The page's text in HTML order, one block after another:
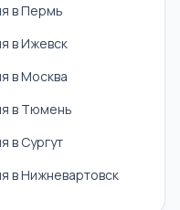
в Пермь
в Ижевск
в Москва
в Тюмень
в Сургут
в Нижневартовск